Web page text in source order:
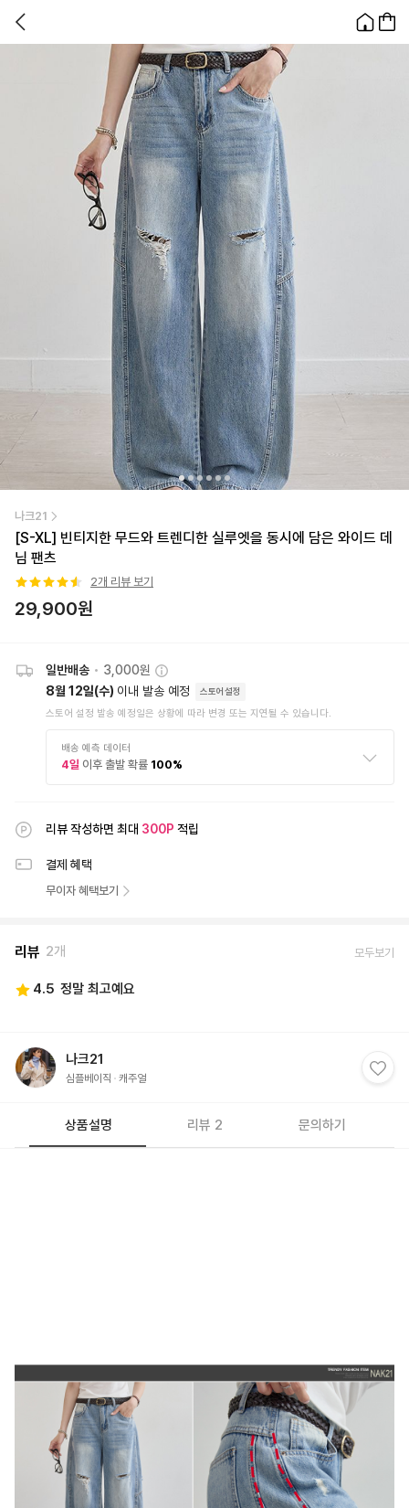
나크21
[S-XL] 빈티지한 무드와 트렌디한 실루엣을 동시에 담은 와이드 데
님 팬츠
2개 리뷰 보기
29,900원
일반배송 • 3,000원
8월 12일(수) 이내 발송 예정 스토어설정
스토어 설정 발송 예정일은 상황에 따라 변경 또는 지연될 수 있습니다.
배송 예측 데이터
4일 이후 출발 확률 100%
리뷰 작성하면 최대 300P 적립
결제 혜택
무이자 혜택보기
리뷰 2개 모두보기
4.5 정말 최고예요
나크21
심플베이직 캐주얼
상품설명 리뷰 2 문의하기